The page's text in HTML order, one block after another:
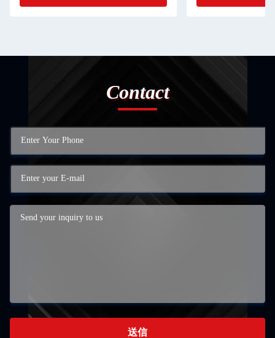
Contact
送信